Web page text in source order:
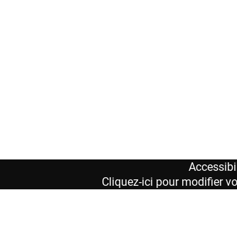
Cliquez-ici pour modifier